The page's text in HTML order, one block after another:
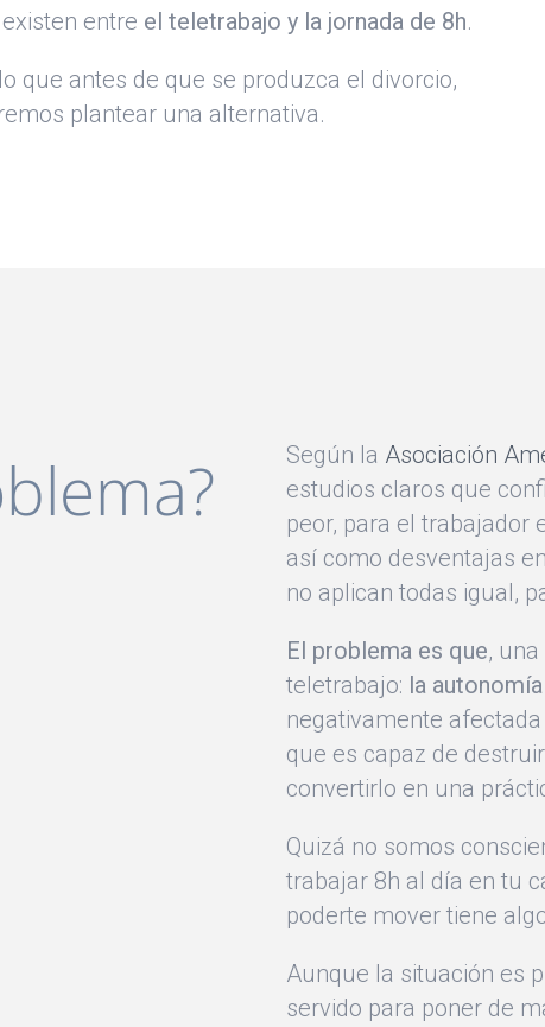
entre el teletrabajo y la jornada de 8h.
que antes de que se produzca el divorcio,
plantear una alternativa.
Según la Asociación
estudios claros que
peor, para el trabajador
así como desventajas
no aplican todas igual,
El problema es que,
teletrabajo: la
negativamente
que es capaz de
convertirlo en una
Quizá no somos
trabajar 8h al día en tu
poderte mover tiene
Aunque la situación es
servido para poner de